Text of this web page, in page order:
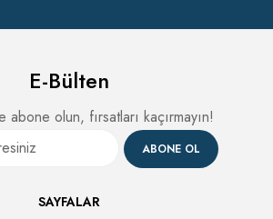
E-Bülten
abone olun, fırsatları kaçırmayın!
ABONE OL
SAYFALAR